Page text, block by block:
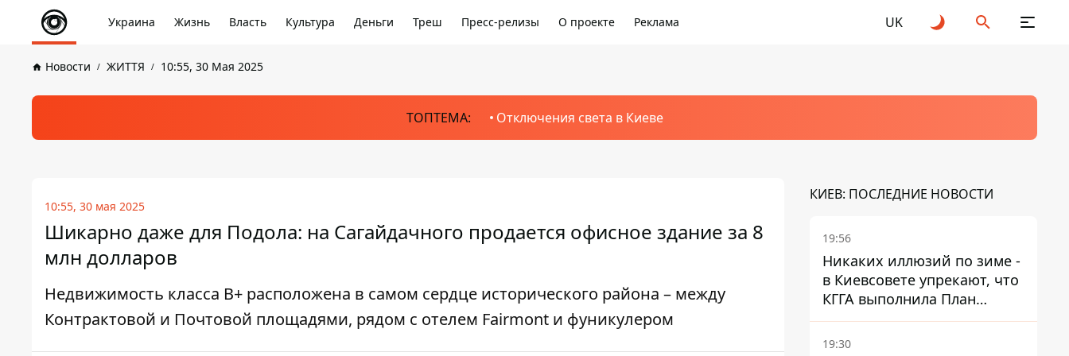
Украина Жизнь Власть Культура Деньги Треш Пресс-релизы О проекте Реклама UK
Новости ЖИТТЯ 10:55, 30 Мая 2025
ТОПТЕМА: Отключения света в Киеве
10:55, 30 мая 2025
Шикарно даже для Подола: на Сагайдачного продается офисное здание за 8
млн долларов
Недвижимость класса B+ расположена в самом сердце исторического района – между
Контрактовой и Почтовой площадями, рядом с отелем Fairmont и фуникулером
КИЕВ: ПОСЛЕДНИЕ НОВОСТИ
19:56
Никаких иллюзий по зиме -
в Киевсовете упрекают, что
КГГА выполнила План
устойчивости на 20%
19:30